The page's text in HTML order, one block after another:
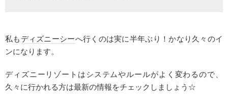
私も ディズニーシーへ行くのは実に半年ぶり！かなり久々のイ
ンになります。
ディズニーリゾートはシステムやルールがよく変わるので、
久々に行かれる方は最新の情報をチェックしましょう☆